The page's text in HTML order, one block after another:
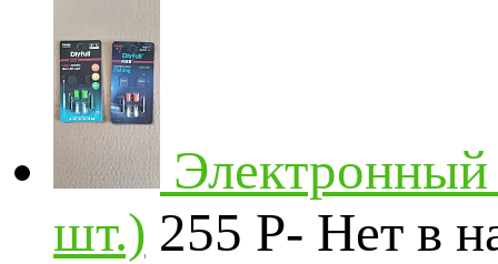
шт.) 255 Р- Нет в